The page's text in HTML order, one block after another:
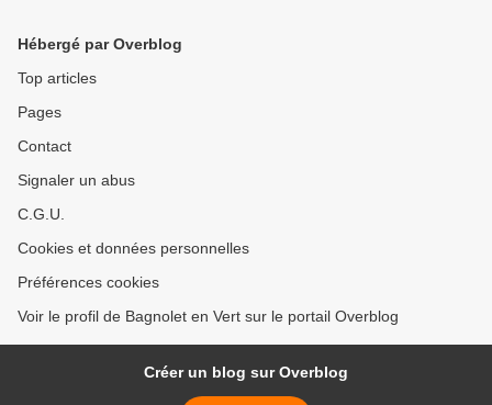
Hébergé par Overblog
Top articles
Pages
Contact
Signaler un abus
C.G.U.
Cookies et données personnelles
Préférences cookies
Voir le profil de Bagnolet en Vert sur le portail Overblog
Créer un blog sur Overblog